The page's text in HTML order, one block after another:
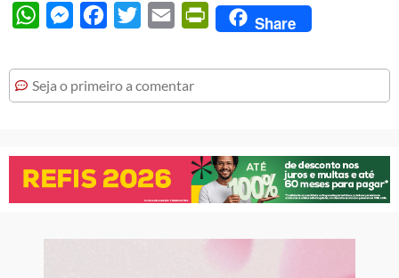
WhatsAppMessengerFacebook
Twitter Email PrintFriendly
Share
Seja o primeiro a comentar